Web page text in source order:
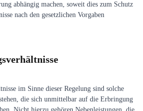
abhängig machen, soweit dies zum Schutz
nach den gesetzlichen Vorgaben
im Sinne dieser Regelung sind solche
die sich unmittelbar auf die Erbringung